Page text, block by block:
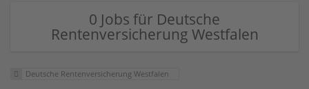
0 Jobs für Deutsche
Rentenversicherung Westfalen
Deutsche Rentenversicherung Westfalen